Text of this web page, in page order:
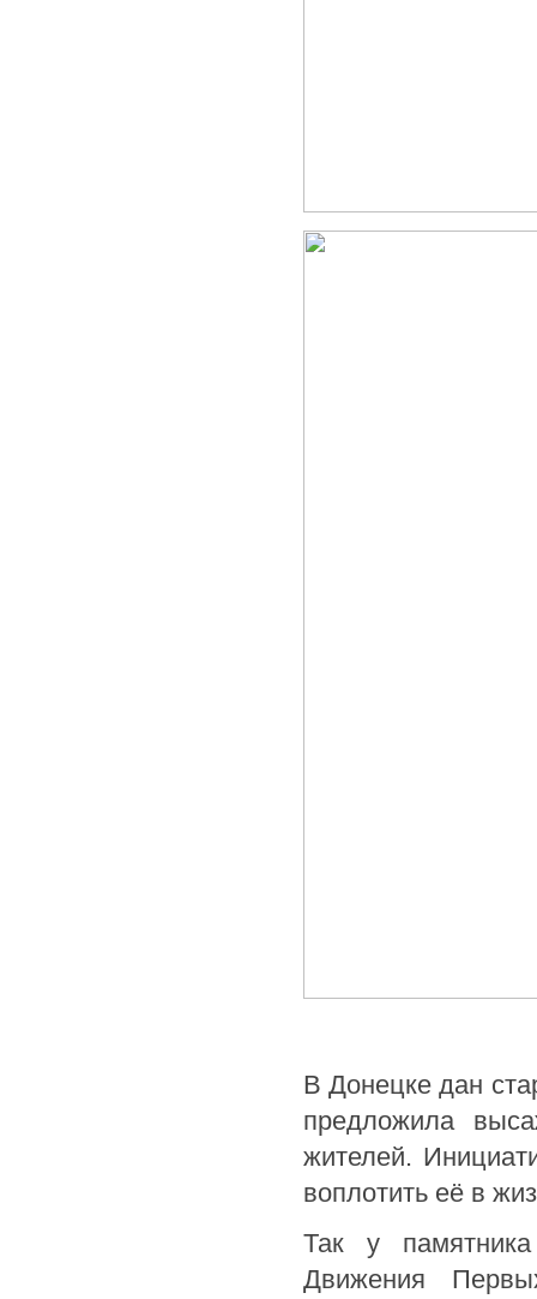
В Донецке дан
предложила
жителей.
воплотить её в
Так у
Движения